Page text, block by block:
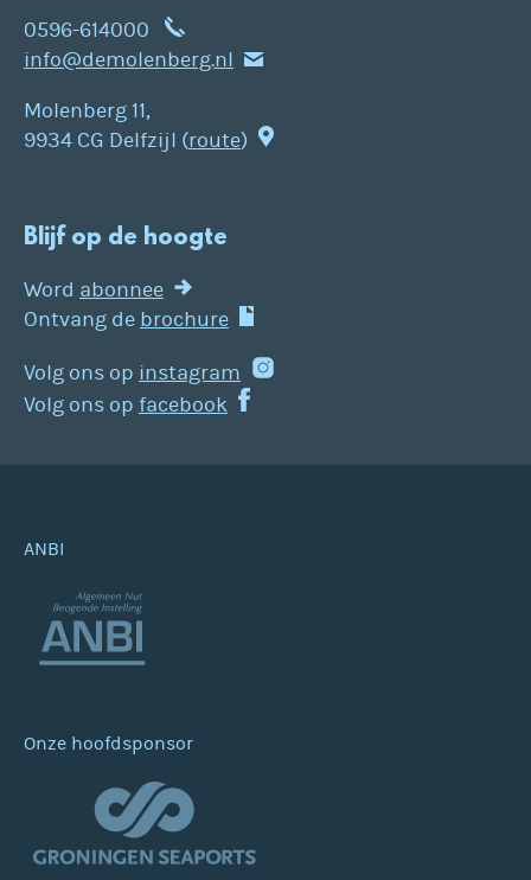
0596-614000
info@demolenberg.nl
Molenberg 11,
9934 CG Delfzijl (route)
Blijf op de hoogte
Word abonnee
Ontvang de brochure
Volg ons op instagram
Volg ons op facebook
ANBI
Onze hoofdsponsor